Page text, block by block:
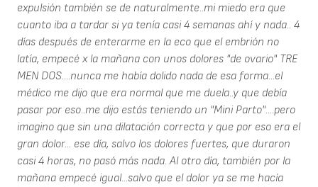
expulsión también se de naturalmente..mi miedo era que
cuanto iba a tardar si ya tenía casi 4 semanas ahí y nada.. 4
días después de enterarme en la eco que el embrión no
latía, empecé x la mañana con unos dolores "de ovario" TRE
MEN DOS....nunca me había dolido nada de esa forma...el
médico me dijo que era normal que me duela..y que debía
pasar por eso..me dijo estás teniendo un "Mini Parto"....pero
imagino que sin una dilatación correcta y que por eso era el
gran dolor... ese día, salvo los dolores fuertes, que duraron
casi 4 horas, no pasó más nada. Al otro día, también por la
mañana empecé igual...salvo que el dolor ya se me hacía